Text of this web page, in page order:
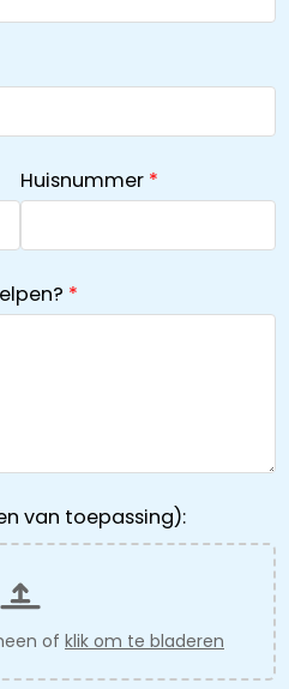
Huisnummer
van toepassing):
of klik om te bladeren